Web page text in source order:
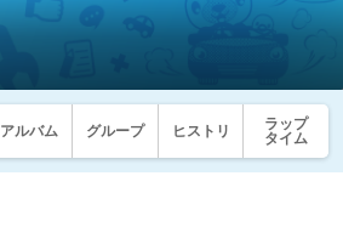
アルバム グループ ヒストリ
ラップ
タイム